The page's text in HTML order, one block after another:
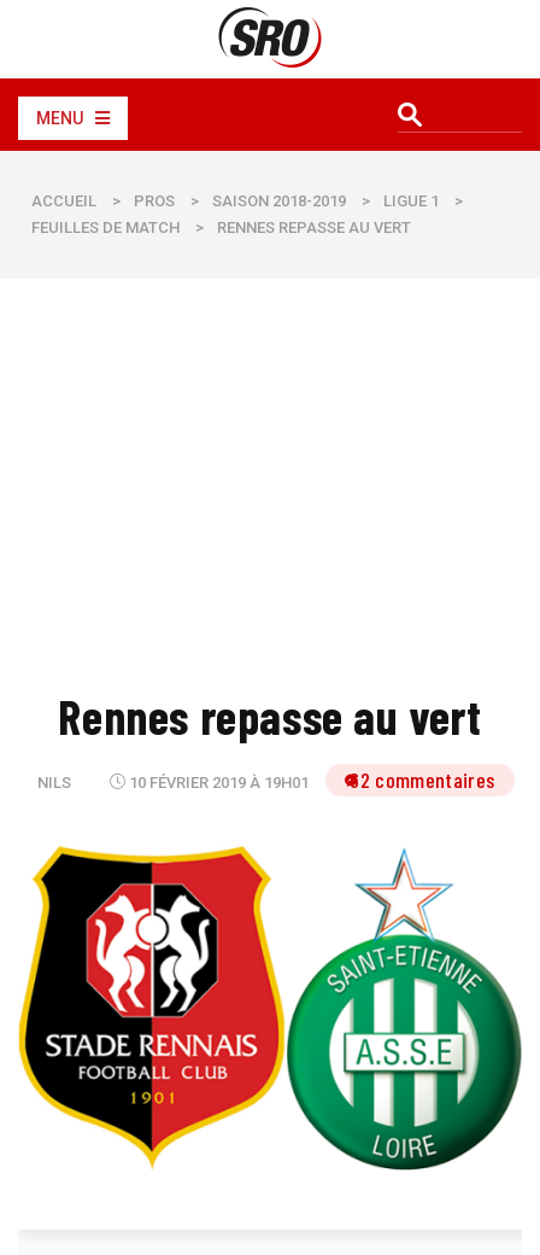
MENU
ACCUEIL > PROS > SAISON 2018-2019 > LIGUE 1
>
FEUILLES DE MATCH
> RENNES REPASSE AU VERT
Rennes repasse au vert
NILS 10 FÉVRIER 2019 À 19H01 62 commentaires